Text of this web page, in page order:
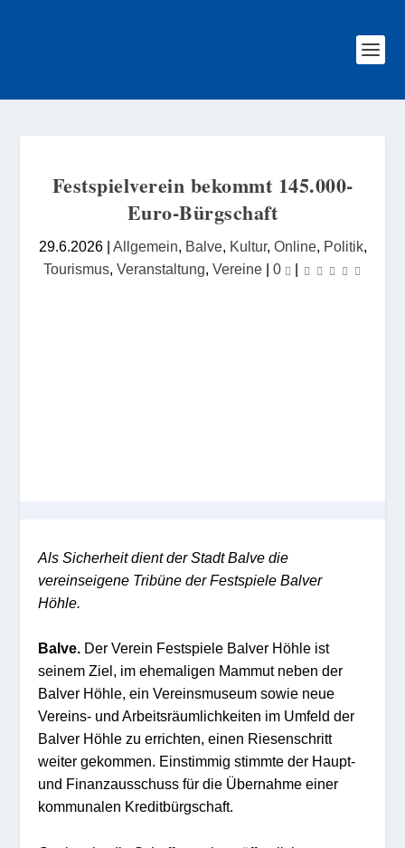
Festspielverein bekommt 145.000-
Euro-Bürgschaft
29.6.2026| Allgemein, Balve, Kultur, Online, Politik,
Tourismus, Veranstaltung, Vereine | 0 |
Als Sicherheit dient der Stadt Balve die
vereinseigene Tribüne der Festspiele Balver
Höhle.
Balve. Der Verein Festspiele Balver Höhle ist
seinem Ziel, im ehemaligen Mammut neben der
Balver Höhle, ein Vereinsmuseum sowie neue
Vereins- und Arbeitsräumlichkeiten im Umfeld der
Balver Höhle zu errichten, einen Riesenschritt
weiter gekommen. Einstimmig stimmte der Haupt-
und Finanzausschuss für die Übernahme einer
kommunalen Kreditbürgschaft.